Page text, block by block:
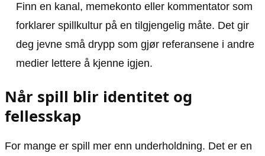
Finn en kanal, memekonto eller kommentator som
forklarer spillkultur på en tilgjengelig måte. Det gir
deg jevne små drypp som gjør referansene i andre
medier lettere å kjenne igjen.
Når spill blir identitet og
fellesskap
For mange er spill mer enn underholdning. Det er en